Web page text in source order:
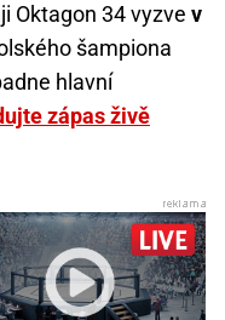
Oktagon 34 vyzve v
šampiona
hlavní
zápas živě